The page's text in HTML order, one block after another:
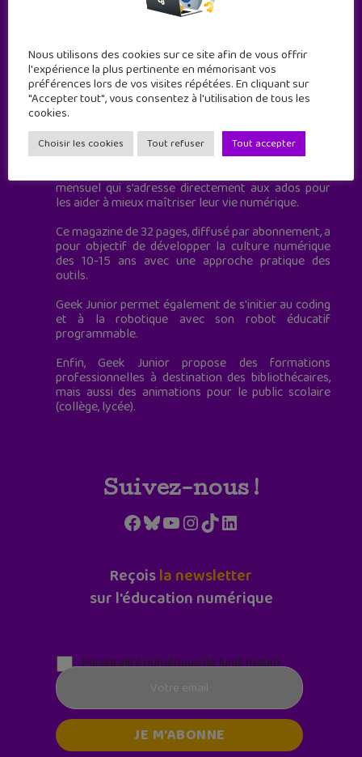
Geek Junior est le premier site de culture numérique
à destination des adolescents.
mensuel qui s’adresse directement aux ados pour
les aider à mieux maîtriser leur vie numérique.
Ce magazine de 32 pages, diffusé par abonnement, a
pour objectif de développer la culture numérique
des 10-15 ans avec une approche pratique des
outils.
Geek Junior permet également de s'initier au coding
et à la robotique avec son robot éducatif
programmable.
Enfin, Geek Junior propose des formations
professionnelles à destination des bibliothécaires,
mais aussi des animations pour le public scolaire
(collège, lycée).
Suivez-nous !
Facebook
Bluesky
YouTube
Instagram
TikTokLinkedIn
Reçoisla newsletter
sur l'éducation numérique
Parentalité numérique (le lundi matin)
Nous utilisons des cookies sur ce site afin de vous offrir
l'expérience la plus pertinente en mémorisant vos
préférences lors de vos visites répétées. En cliquant sur
"Accepter tout", vous consentez à l'utilisation de tous les
cookies.
Choisir les cookies Tout refuser Tout accepter